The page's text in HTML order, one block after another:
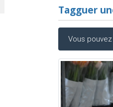
Tagguer
Vous